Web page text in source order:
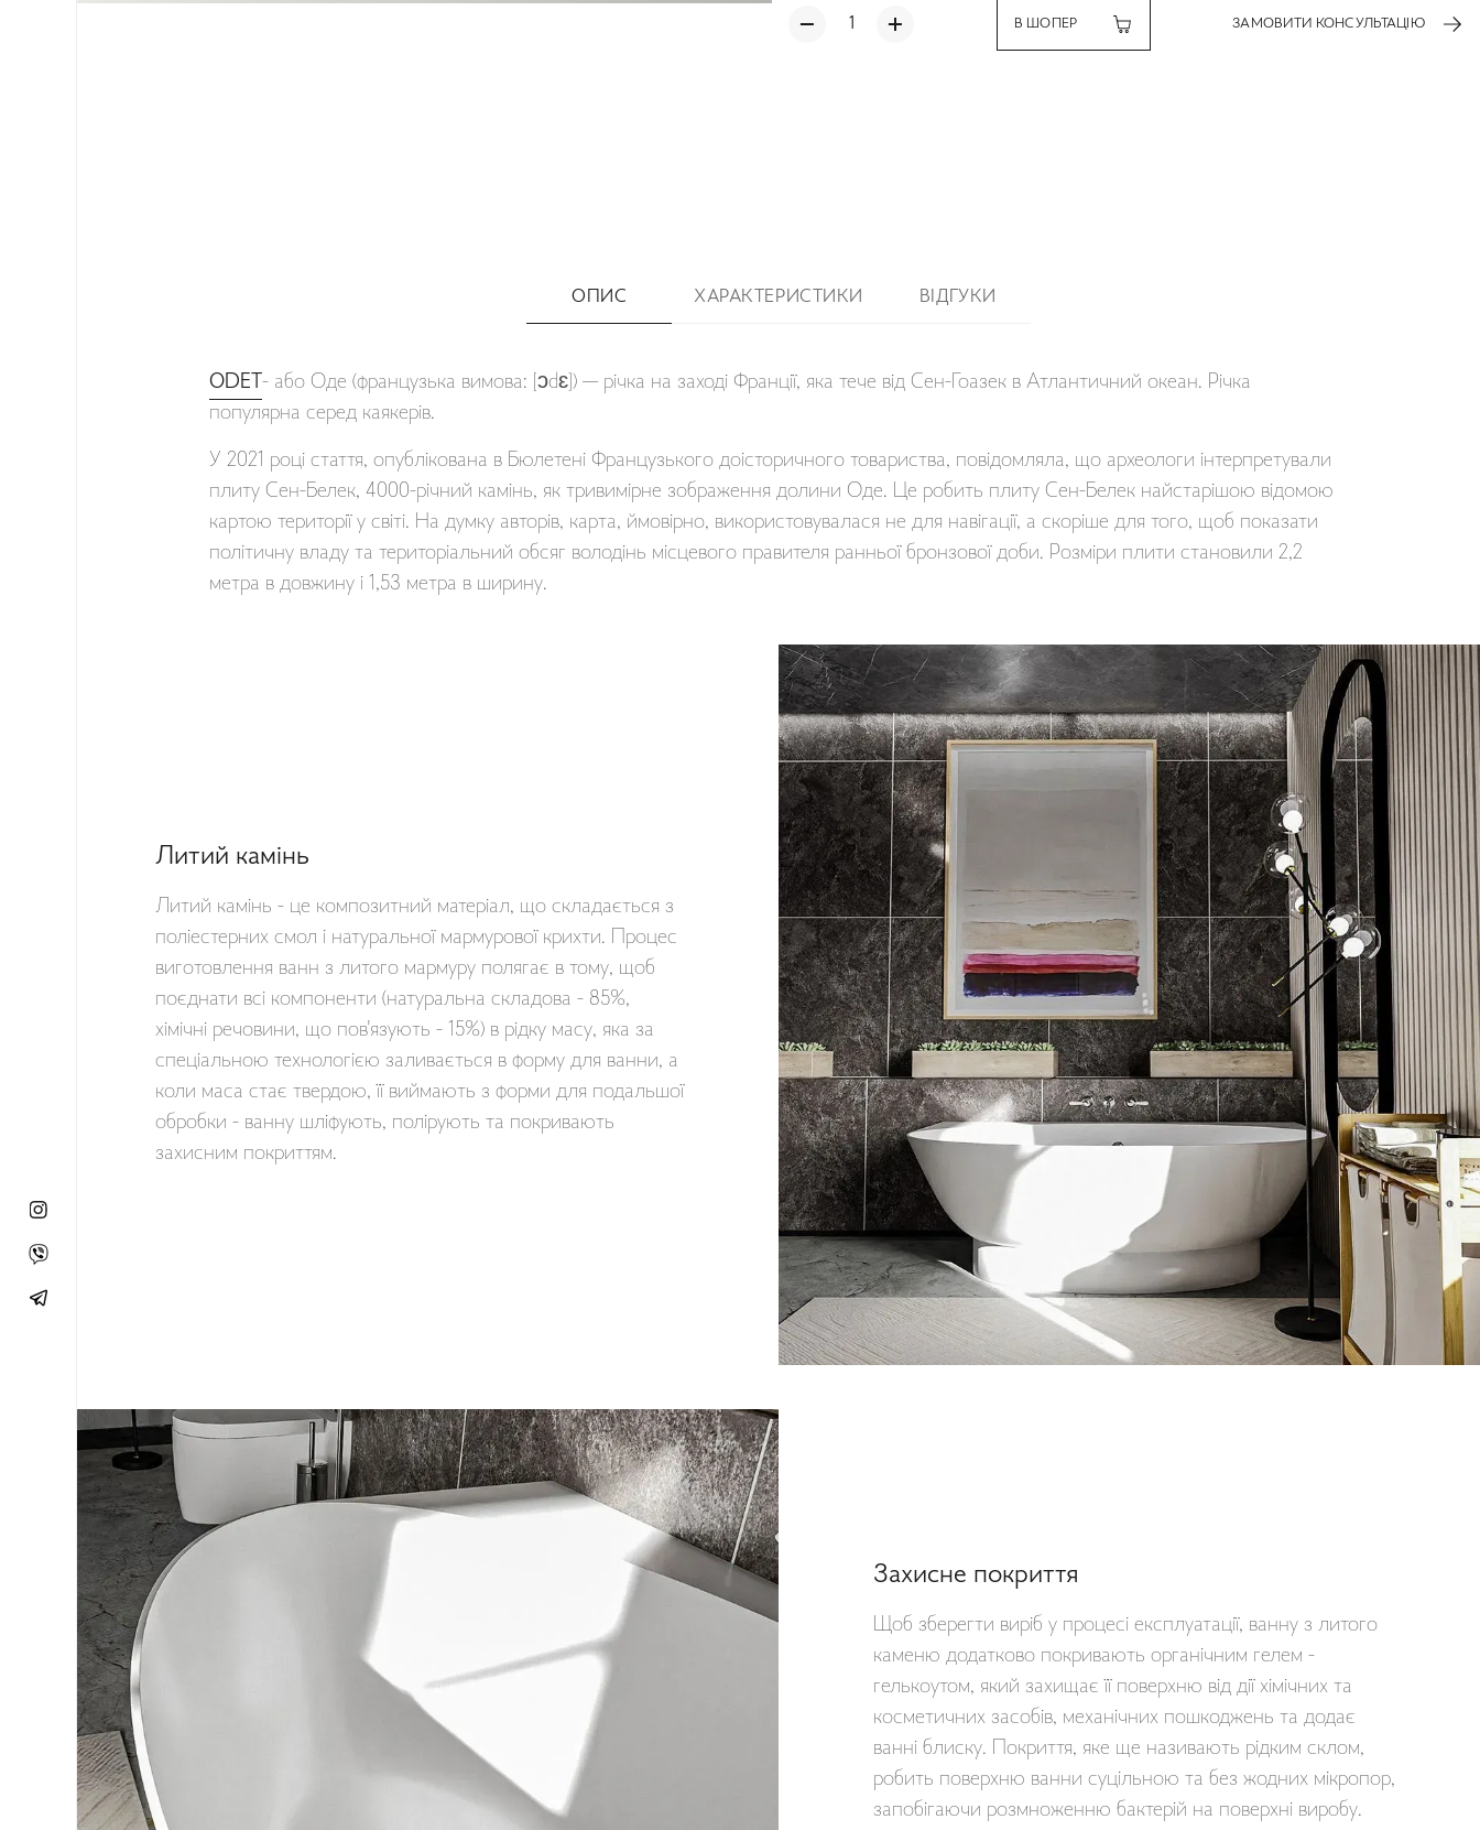
В ШОПЕР ЗАМОВИТИ КОНСУЛЬТАЦІЮ
ОПИС ХАРАКТЕРИСТИКИ ВІДГУКИ
ODET- або Оде (французька вимова: [ɔdɛ]) — річка на заході Франції, яка тече від Сен-Гоазек в Атлантичний океан. Річка
популярна серед каякерів.
У 2021 році стаття, опублікована в Бюлетені Французького доісторичного товариства, повідомляла, що археологи інтерпретували
плиту Сен-Белек, 4000-річний камінь, як тривимірне зображення долини Оде. Це робить плиту Сен-Белек найстарішою відомою
картою території у світі. На думку авторів, карта, ймовірно, використовувалася не для навігації, а скоріше для того, щоб показати
політичну владу та територіальний обсяг володінь місцевого правителя ранньої бронзової доби. Розміри плити становили 2,2
метра в довжину і 1,53 метра в ширину.
Литий камінь
Литий камінь - це композитний матеріал, що складається з
поліестерних смол і натуральної мармурової крихти. Процес
виготовлення ванн з литого мармуру полягає в тому, щоб
поєднати всі компоненти (натуральна складова - 85%,
хімічні речовини, що пов'язують - 15%) в рідку масу, яка за
спеціальною технологією заливається в форму для ванни, а
коли маса стає твердою, її виймають з форми для подальшої
обробки - ванну шліфують, полірують та покривають
захисним покриттям.
Захисне покриття
Щоб зберегти виріб у процесі експлуатації, ванну з литого
каменю додатково покривають органічним гелем -
гелькоутом, який захищає її поверхню від дії хімічних та
косметичних засобів, механічних пошкоджень та додає
ванні блиску. Покриття, яке ще називають рідким склом,
робить поверхню ванни суцільною та без жодних мікропор,
запобігаючи розмноженню бактерій на поверхні виробу.